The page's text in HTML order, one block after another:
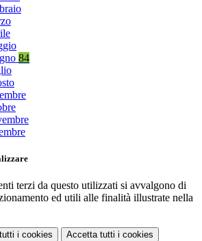
84
terzi da questo utilizzati si avvalgono di
ed utili alle finalità illustrate nella
i cookies Accetta tutti i cookies